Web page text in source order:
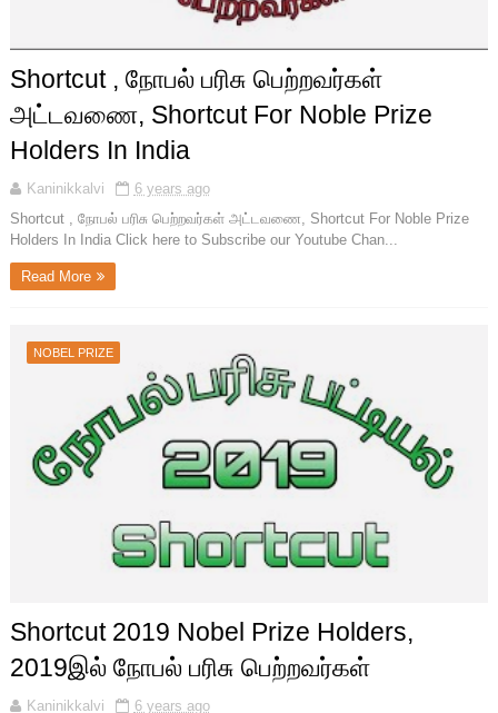
Shortcut , நோபல் பரிசு பெற்றவர்கள்
அட்டவணை, Shortcut For Noble Prize
Holders In India
Kaninikkalvi
6 years ago
Shortcut , நோபல் பரிசு பெற்றவர்கள் அட்டவணை, Shortcut For Noble Prize
Holders In India Click here to Subscribe our Youtube Chan...
Read More
NOBEL PRIZE
Shortcut 2019 Nobel Prize Holders,
2019இல் நோபல் பரிசு பெற்றவர்கள்
Kaninikkalvi
6 years ago